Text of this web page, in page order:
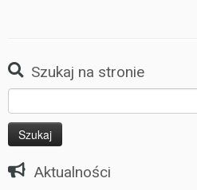
Szukaj na stronie
Aktualności